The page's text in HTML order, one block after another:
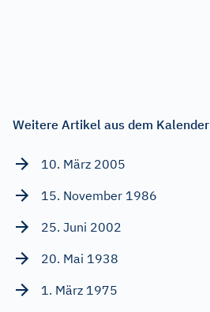
Weitere Artikel aus dem Kalender
10. März 2005
15. November 1986
25. Juni 2002
20. Mai 1938
1. März 1975